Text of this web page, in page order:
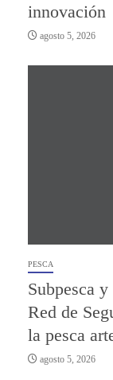
innovación
agosto 5, 2026
PESCA
Subpesca
Red de
la pesca
agosto 5, 2026